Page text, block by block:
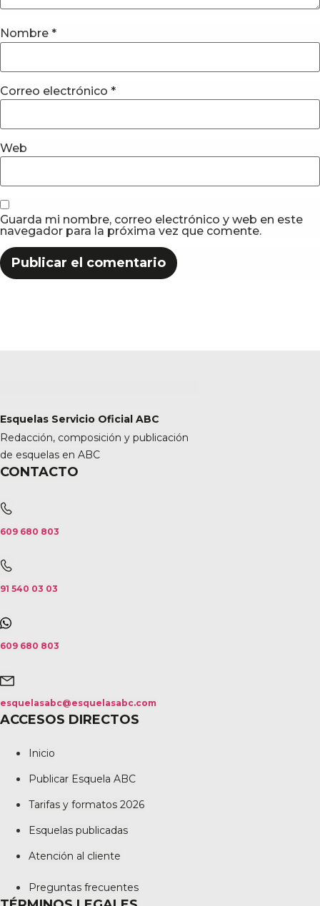
Nombre *
Correo electrónico *
Web
Guarda mi nombre, correo electrónico y web en este
navegador para la próxima vez que comente.
Esquelas Servicio Oficial ABC
Redacción, composición y publicación
de esquelas en ABC
CONTACTO
609 680 803
91 540 03 03
609 680 803
esquelasabc@esquelasabc.com
ACCESOS DIRECTOS
Inicio
Publicar Esquela ABC
Tarifas y formatos 2026
Esquelas publicadas
Atención al cliente
Preguntas frecuentes